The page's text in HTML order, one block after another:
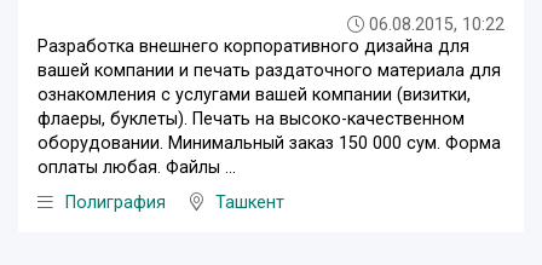
06.08.2015, 10:22
Разработка внешнего корпоративного дизайна для
вашей компании и печать раздаточного материала для
ознакомления с услугами вашей компании (визитки,
флаеры, буклеты). Печать на высоко-качественном
оборудовании. Минимальный заказ 150 000 сум. Форма
оплаты любая. Файлы ...
Полиграфия
Ташкент